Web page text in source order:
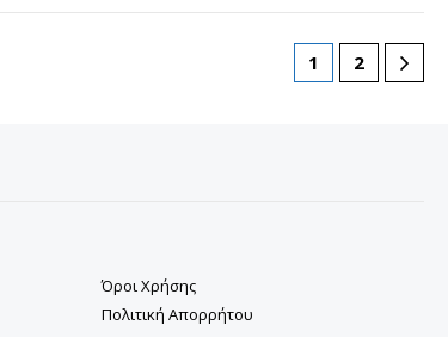
1 2
Όροι Χρήσης
Πολιτική Απορρήτου